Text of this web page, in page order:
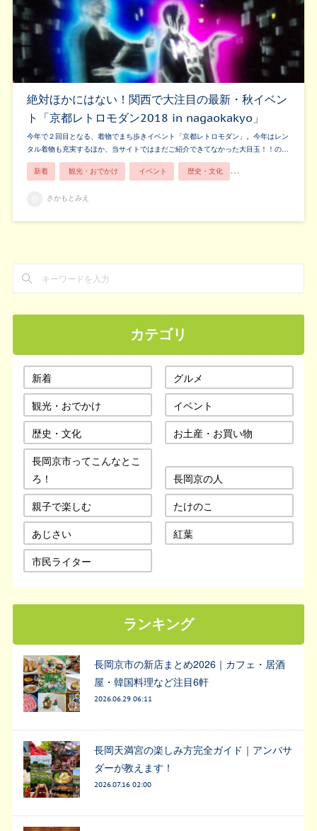
絶対ほかにはない！関西で大注目の最新・秋イベン
ト「京都レトロモダン2018 in nagaokakyo」
今年で２回目となる、着物でまち歩きイベント「京都レトロモダン」。今年はレン
タル着物も充実するほか、当サイトではまだご紹介できてなかった大目玉！！の…
新着 観光・おでかけ イベント 歴史・文化
さかもとみえ
カテゴリ
新着
グルメ
観光・おでかけ
イベント
歴史・文化
お土産・お買い物
長岡京市ってこんなとこ
ろ！
長岡京の人
親子で楽しむ
たけのこ
あじさい
紅葉
市民ライター
ランキング
長岡京市の新店まとめ2026｜カフェ・居酒
屋・韓国料理など注目6軒
2026.06.29 06:11
長岡天満宮の楽しみ方完全ガイド｜アンバサ
ダーが教えます！
2026.07.16 02:00